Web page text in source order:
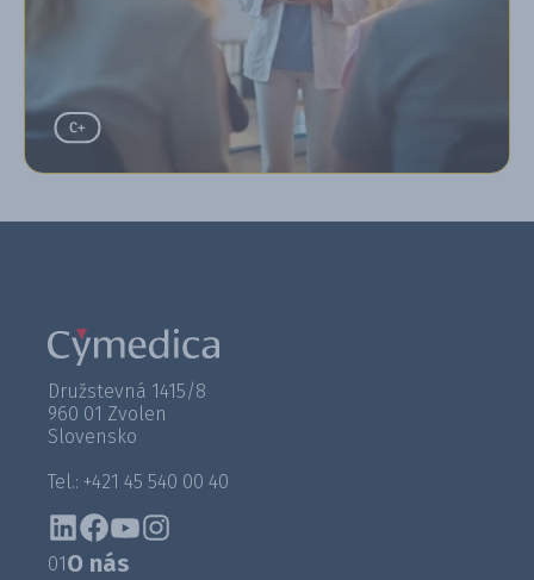
Družstevná 1415/8
960 01 Zvolen
Slovensko
Tel.: +421 45 540 00 40
01O nás